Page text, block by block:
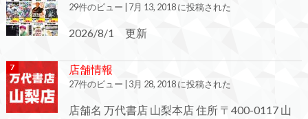
29件のビュー 7月 13, 2018 に投稿された
2026/8/1 更新
店舗情報
27件のビュー 3月 28, 2018 に投稿された
店舗名 万代書店 山梨本店 住所 〒400-0117 山